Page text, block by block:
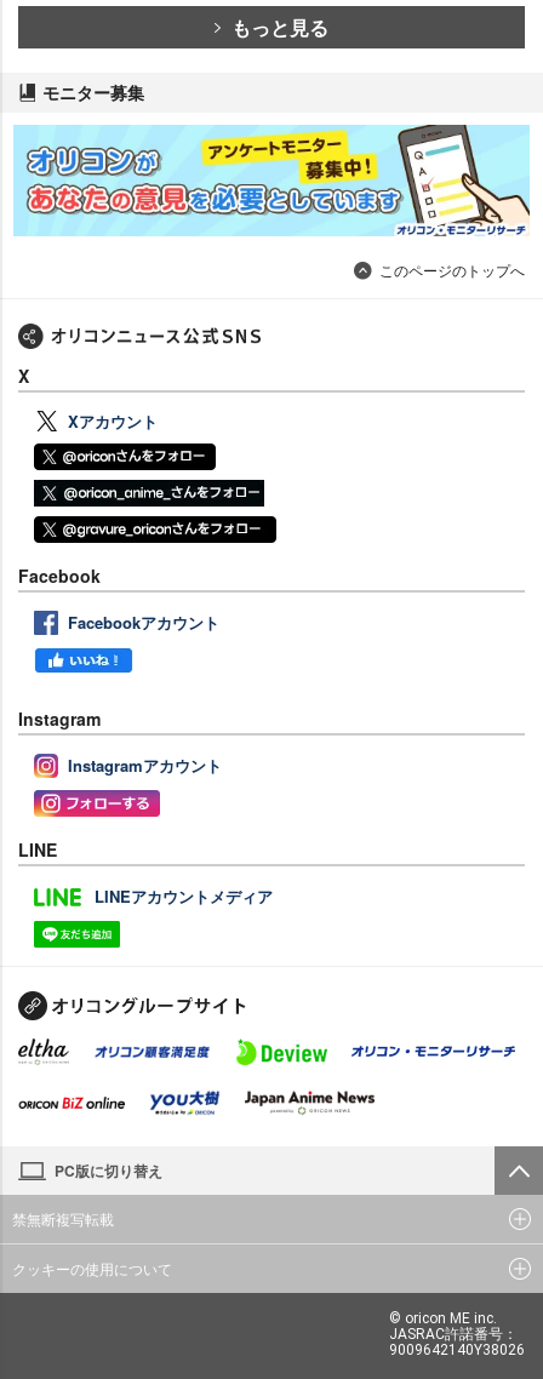
もっと見る
モニター募集
このページのトップへ
X
Xアカウント
Facebook
Facebookアカウント
Instagram
Instagramアカウント
LINE
LINEアカウントメディア
PC版に切り替え
禁無断複写転載
クッキーの使用について
© oricon ME inc.
JASRAC許諾番号：
9009642140Y38026